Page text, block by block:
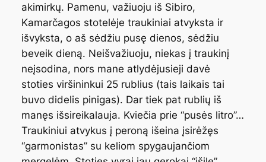
akimirkų. Pamenu, važiuoju iš Sibiro,
Kamarčagos stotelėje traukiniai atvyksta ir
išvyksta, o aš sėdžiu pusę dienos, sėdžiu
beveik dieną. Neišvažiuoju, niekas į traukinį
neįsodina, nors mane atlydėjusieji davė
stoties viršininkui 25 rublius (tais laikais tai
buvo didelis pinigas). Dar tiek pat rublių iš
manęs išsireikalauja. Kviečia prie “pusės litro”…
Traukiniui atvykus į peroną išeina įsirėžęs
“garmonistas” su keliom spygaujančiom